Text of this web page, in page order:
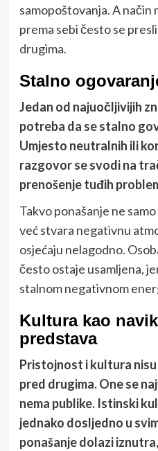
samopoštovanja. A način
prema sebi često se
drugima.
Stalno
Jedan od najuočljivijih
potreba da se stalno
Umjesto neutralnih ili
razgovor se svodi na
prenošenje tuđih
Takvo ponašanje ne
već stvara negativnu
osjećaju nelagodno.
često ostaje usamljena,
stalnom negativnom
Kultura kao
predstava
Pristojnost i kultura
pred drugima. One se
nema publike. Istinski
jednako dosljedno u
ponašanje dolazi